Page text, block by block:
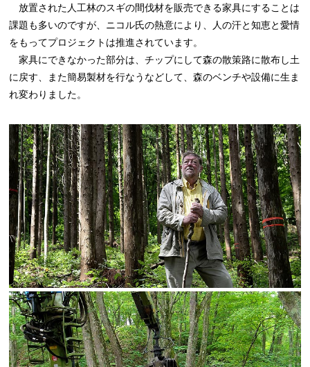
放置された人工林のスギの間伐材を販売できる家具にすることは
課題も多いのですが、ニコル氏の熱意により、人の汗と知恵と愛情
をもってプロジェクトは推進されています。
家具にできなかった部分は、チップにして森の散策路に散布し土
に戻す、また簡易製材を行なうなどして、森のベンチや設備に生ま
れ変わりました。